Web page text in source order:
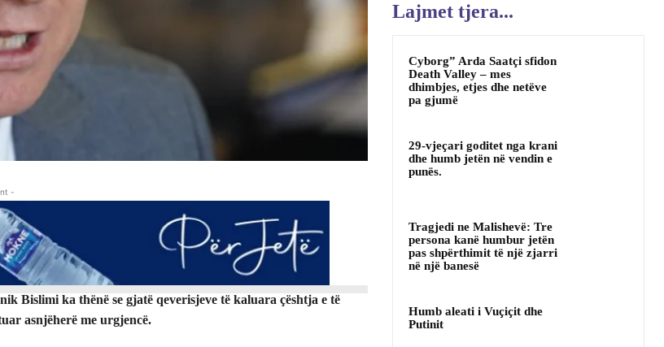
-
Bislimi ka thënë se gjatë qeverisjeve të kaluara çështja e të
asnjëherë me urgjencë.
Lajmet tjera...
Cyborg” Arda Saatçi sfidon
Death Valley – mes
dhimbjes, etjes dhe netëve
pa gjumë
29-vjeçari goditet nga krani
dhe humb jetën në vendin e
punës.
Tragjedi ne Malishevë: Tre
persona kanë humbur jetën
pas shpërthimit të një zjarri
në një banesë
Humb aleati i Vuçiçit dhe
Putinit